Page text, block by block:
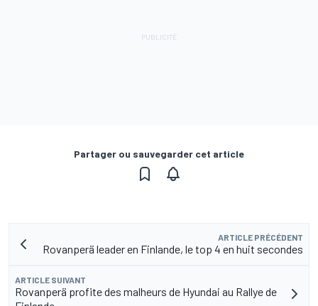
Partager ou sauvegarder cet article
ARTICLE PRÉCÉDENT
Rovanperä leader en Finlande, le top 4 en huit secondes
ARTICLE SUIVANT
Rovanperä profite des malheurs de Hyundai au Rallye de